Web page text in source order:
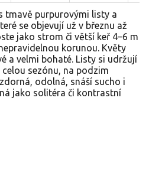
tmavě purpurovými listy a
se objevují už v březnu až
jako strom či větší keř 4–6 m
korunou. Květy
a velmi bohaté. Listy si udržují
sezónu, na podzim
odolná, snáší sucho i
jako solitéra či kontrastní